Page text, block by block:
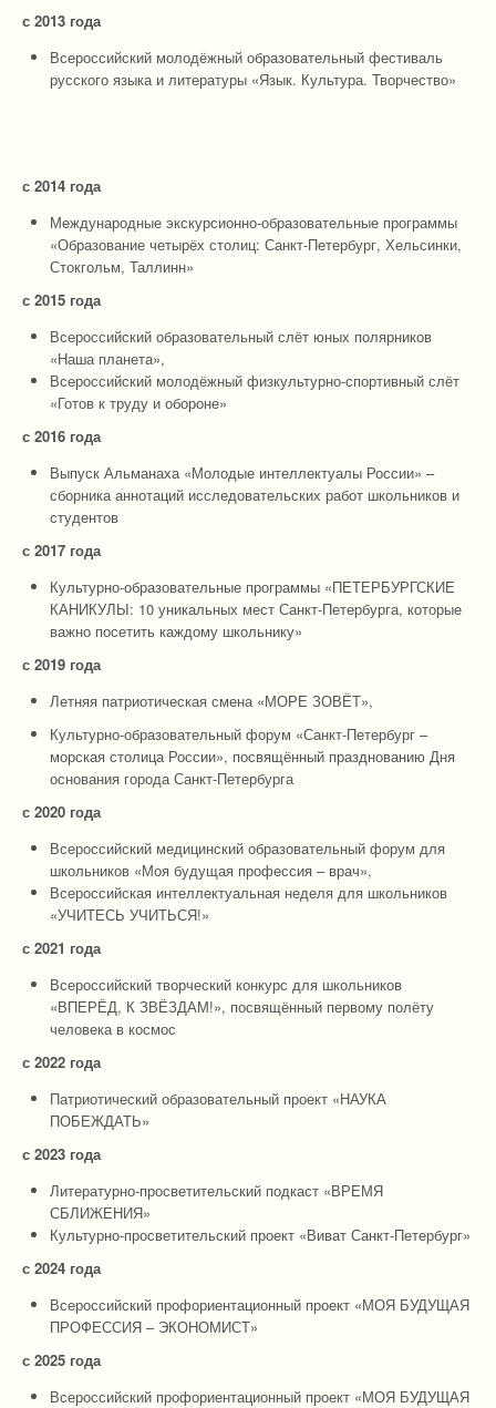
с 2013 года
Всероссийский молодёжный образовательный фестиваль
русского языка и литературы «Язык. Культура. Творчество»
с 2014 года
Международные экскурсионно-образовательные программы
«Образование четырёх столиц: Санкт-Петербург, Хельсинки,
Стокгольм, Таллинн»
с 2015 года
Всероссийский образовательный слёт юных полярников
«Наша планета»,
Всероссийский молодёжный физкультурно-спортивный слёт
«Готов к труду и обороне»
с 2016 года
Выпуск Альманаха «Молодые интеллектуалы России» –
сборника аннотаций исследовательских работ школьников и
студентов
с 2017 года
Культурно-образовательные программы «ПЕТЕРБУРГСКИЕ
КАНИКУЛЫ: 10 уникальных мест Санкт-Петербурга, которые
важно посетить каждому школьнику»
с 2019 года
Летняя патриотическая смена «МОРЕ ЗОВЁТ»,
Культурно-образовательный форум «Санкт-Петербург –
морская столица России», посвящённый празднованию Дня
основания города Санкт-Петербурга
с 2020 года
Всероссийский медицинский образовательный форум для
школьников «Моя будущая профессия – врач»,
Всероссийская интеллектуальная неделя для школьников
«УЧИТЕСЬ УЧИТЬСЯ!»
с 2021 года
Всероссийский творческий конкурс для школьников
«ВПЕРЁД, К ЗВЁЗДАМ!», посвящённый первому полёту
человека в космос
с 2022 года
Патриотический образовательный проект «НАУКА
ПОБЕЖДАТЬ»
с 2023 года
Литературно-просветительский подкаст «ВРЕМЯ
СБЛИЖЕНИЯ»
Культурно-просветительский проект «Виват Санкт-Петербург»
с 2024 года
Всероссийский профориентационный проект «МОЯ БУДУЩАЯ
ПРОФЕССИЯ – ЭКОНОМИСТ»
с 2025 года
Всероссийский профориентационный проект «МОЯ БУДУЩАЯ